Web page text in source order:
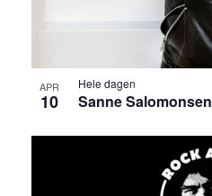
APR
10
Hele dagen
Sanne Salomonsen